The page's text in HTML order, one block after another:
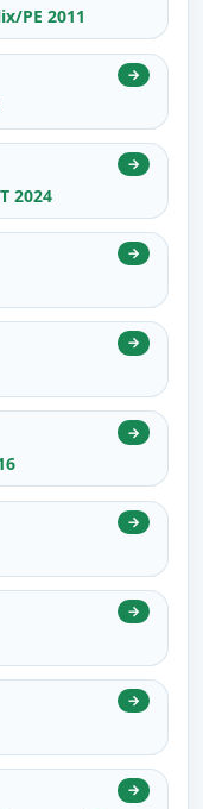
PE 2011
→
2024
→
→
→
→
→
→
→
→